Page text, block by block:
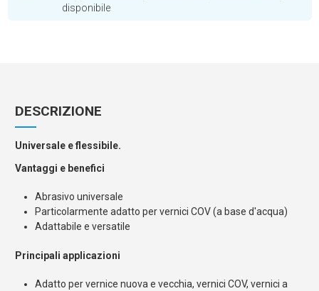
disponibile
DESCRIZIONE
Universale e flessibile.
Vantaggi e benefici
Abrasivo universale
Particolarmente adatto per vernici COV (a base d'acqua)
Adattabile e versatile
Principali applicazioni
Adatto per vernice nuova e vecchia, vernici COV, vernici a